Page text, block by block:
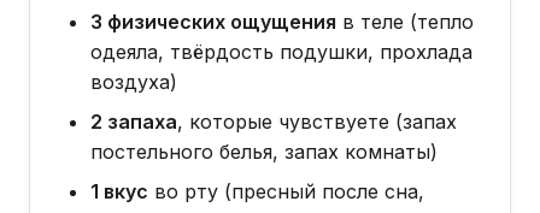
3 физических ощущения в теле (тепло
одеяла, твёрдость подушки, прохлада
воздуха)
2 запаха, которые чувствуете (запах
постельного белья, запах комнаты)
1 вкус во рту (пресный после сна,